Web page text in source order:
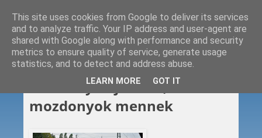
2015. 12. 30.
Mozdonyok jönnek,
mozdonyok mennek
This site uses cookies from Google to deliver its services
and to analyze traffic. Your IP address and user-agent are
shared with Google along with performance and security
metrics to ensure quality of service, generate usage
statistics, and to detect and address abuse.
LEARN MORE GOT IT